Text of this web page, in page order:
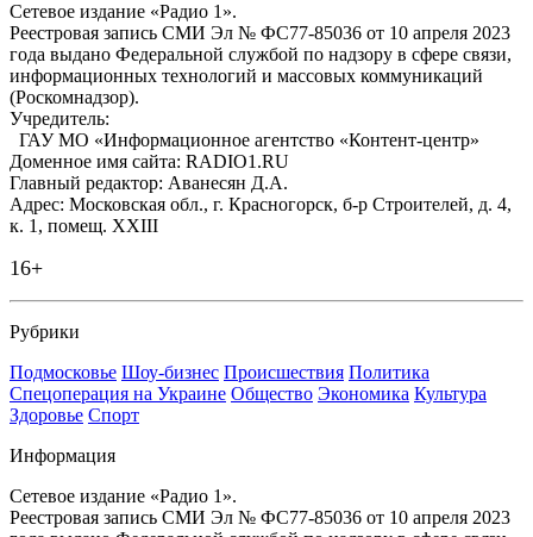
Сетевое издание «Радио 1».
Реестровая запись СМИ Эл № ФС77-85036 от 10 апреля 2023
года выдано Федеральной службой по надзору в сфере связи,
информационных технологий и массовых коммуникаций
(Роскомнадзор).
Учредитель:
ГАУ МО «Информационное агентство «Контент-центр»
Доменное имя сайта: RADIO1.RU
Главный редактор: Аванесян Д.А.
Адрес: Московская обл., г. Красногорск, б-р Строителей, д. 4,
к. 1, помещ. XXIII
16+
Рубрики
Подмосковье Шоу-бизнес Происшествия Политика
Спецоперация на Украине Общество Экономика Культура
Здоровье Спорт
Информация
Сетевое издание «Радио 1».
Реестровая запись СМИ Эл № ФС77-85036 от 10 апреля 2023